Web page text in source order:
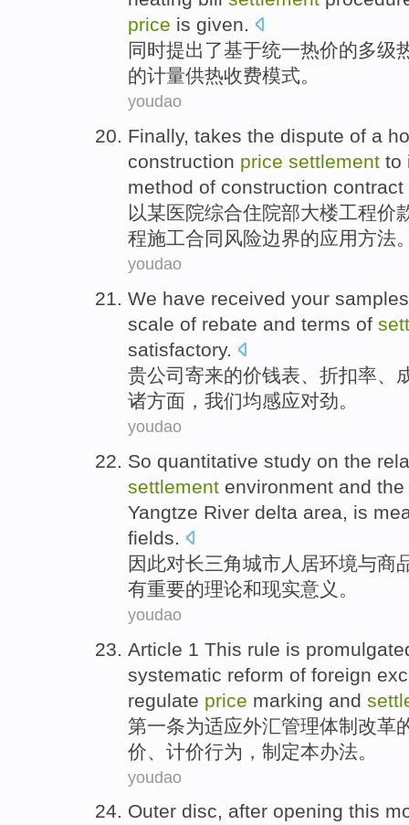
price is given.
同时提出了基于统一热价的多级
的计量供热收费模式。
youdao
Finally, takes the dispute of a
construction price settlement to
method of construction contract
以某医院综合住院部大楼工程价
程施工合同 风险边界的应用方法
youdao
We have received your samples
scale of rebate and terms of
satisfactory.
贵公司 寄来的价钱表、 折扣率、
诸方面 ， 我们均感应对劲。
youdao
So quantitative study on the
settlement environment and the
Yangtze River delta area, is
fields.
因此对长三角城市人居环境与商
有重要的理论和现实意义。
youdao
Article 1 This rule is
systematic reform of foreign
regulate price marking and
第一条为适应外汇管理体制改革
价、计价行为，制定本办法。
youdao
Outer disc, after opening this